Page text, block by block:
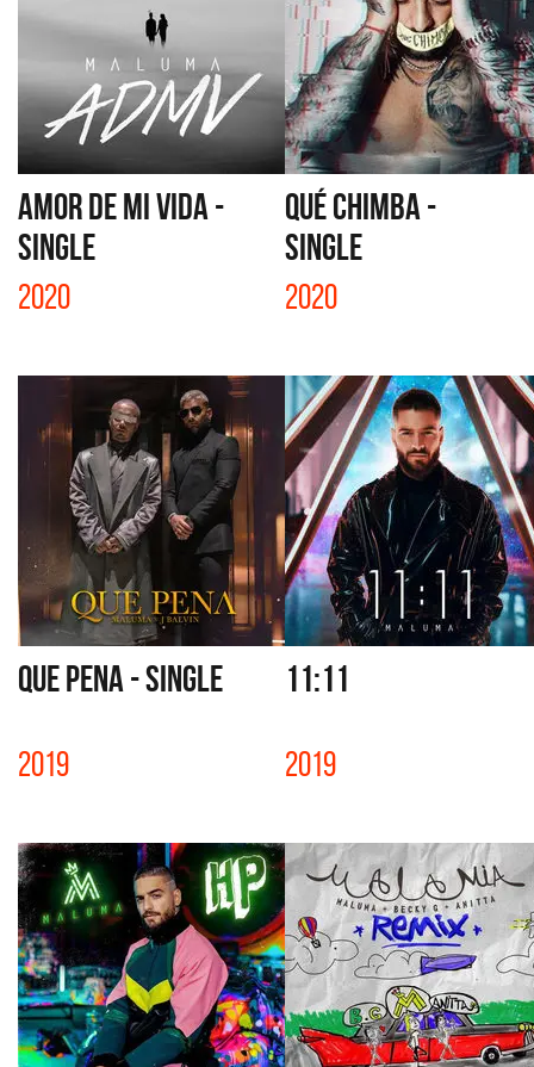
AMOR DE MI VIDA -
SINGLE
2020
QUÉ CHIMBA -
SINGLE
2020
QUE PENA - SINGLE
2019
11:11
2019